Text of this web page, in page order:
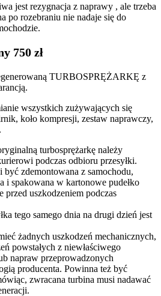
jest rezygnacja z naprawy , ale trzeba
po rozebraniu nie nadaje się do
750 zł
TURBOSPRĘŻARKĘ z
wszystkich zużywających się
koło kompresji, zestaw naprawczy,
turbosprężarkę należy
podczas odbioru przesyłki.
być zdemontowana z samochodu,
i spakowana w kartonowe pudełko
przed uszkodzeniem podczas
tego samego dnia na drugi dzień jest
żadnych uszkodzeń mechanicznych,
powstałych z niewłaściwego
napraw przeprowadzonych
producenta. Powinna też być
zwracana turbina musi nadawać